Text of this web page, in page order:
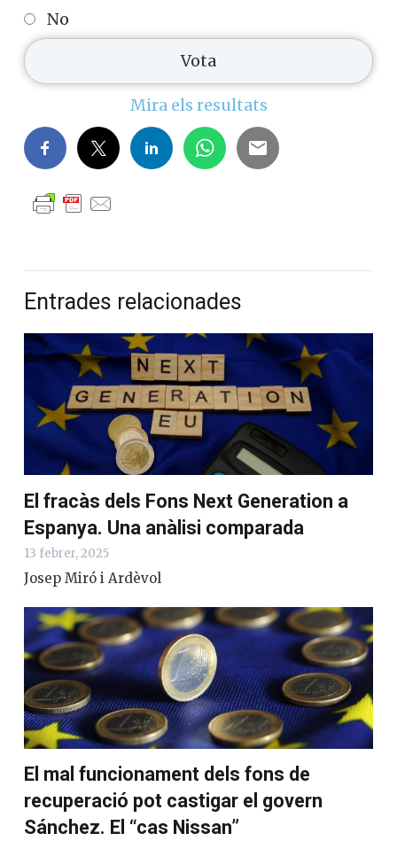
Creus que els partits polítics han de
practicar cordons sanitaris contra altres
partits amb representació
parlamentària?
Si
Entrades relacionades
El fracàs dels Fons Next Generation a
Espanya. Una anàlisi comparada
13 febrer, 2025
Josep Miró i Ardèvol